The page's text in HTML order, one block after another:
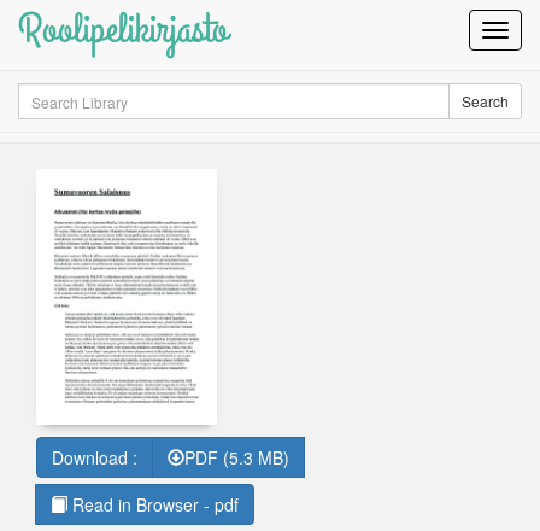
Roolipelikirjasto
Search Search
Download :
PDF (5.3 MB)
Read in Browser - pdf